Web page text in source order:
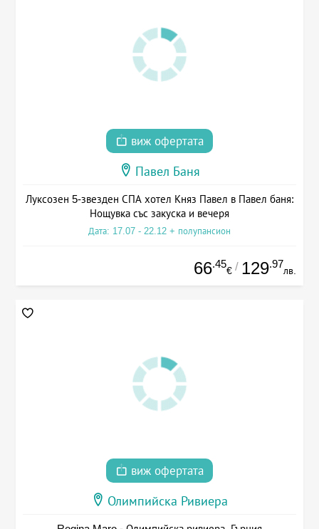
виж офертата
Павел Баня
Луксозен 5-звезден СПА хотел Княз Павел в Павел баня:
Нощувка със закуска и вечеря
Дата: 17.07 - 22.12 + полупансион
66.45
€ / 129.97
лв.
виж офертата
Олимпийска Ривиера